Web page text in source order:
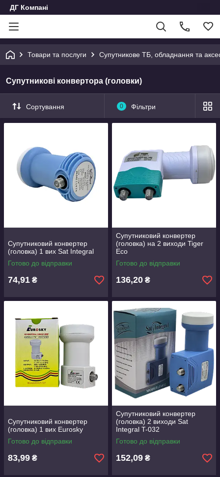
ДГ Компані
Товари та послуги Супутникове ТБ, обладнання та
Супутникові конвертора (головки)
Сортування 0 Фільтри
Супутниковий конвертер
(головка) 1 вих Sat Integral
Готово до відправки
74,91 ₴
Супутниковий конвертер
(головка) на 2 виходи Tiger
Eco
Готово до відправки
136,20 ₴
Супутниковий конвертер
(головка) 1 вих Eurosky
Готово до відправки
83,99 ₴
Супутниковий конвертер
(головка) 2 виходи Sat
Integral T-032
Готово до відправки
152,09 ₴